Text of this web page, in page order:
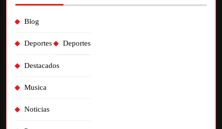
Blog
Deportes Deportes
Destacados
Musica
Noticias